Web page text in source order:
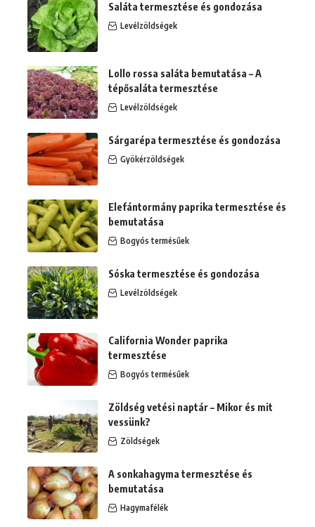
Saláta termesztése és gondozása
Levélzöldségek
Lollo rossa saláta bemutatása – A
tépősaláta termesztése
Levélzöldségek
Sárgarépa termesztése és gondozása
Gyökérzöldségek
Elefántormány paprika termesztése és
bemutatása
Bogyós termésűek
Sóska termesztése és gondozása
Levélzöldségek
California Wonder paprika
termesztése
Bogyós termésűek
Zöldség vetési naptár – Mikor és mit
vessünk?
Zöldségek
A sonkahagyma termesztése és
bemutatása
Hagymafélék